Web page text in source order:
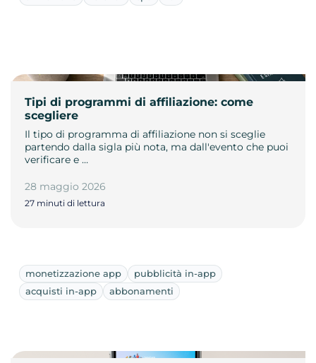
Tipi di programmi di affiliazione: come
scegliere
Il tipo di programma di affiliazione non si sceglie
partendo dalla sigla più nota, ma dall'evento che puoi
verificare e …
28 maggio 2026
27 minuti di lettura
monetizzazione app
pubblicità in-app
acquisti in-app
abbonamenti